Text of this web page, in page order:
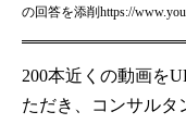
の回答を添削https://
200本近くの動画を
ただき、コンサルタ